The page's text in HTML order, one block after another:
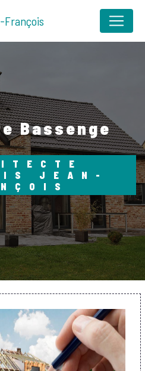
François
Bassenge
JEAN-